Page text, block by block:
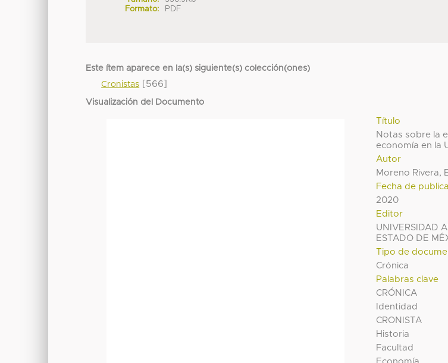
Formato:
PDF
Este ítem aparece en la(s) siguiente(s) colección(ones)
Cronistas [566]
Visualización del Documento
Título
Notas sobre la
economía en la
Autor
Moreno Rivera,
Fecha de
2020
Editor
UNIVERSIDAD
ESTADO DE
Tipo de
Crónica
Palabras clave
CRÓNICA
Identidad
CRONISTA
Historia
Facultad